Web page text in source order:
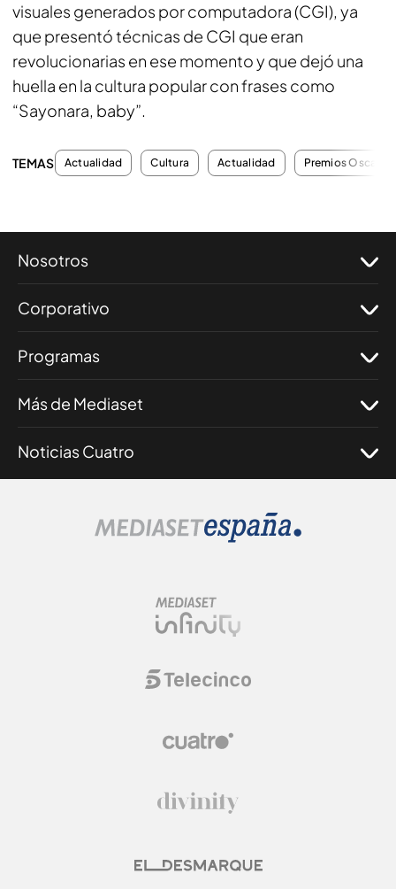
visuales generados por computadora (CGI), ya
que presentó técnicas de CGI que eran
revolucionarias en ese momento y que dejó una
huella en la cultura popular con frases como
“Sayonara, baby”.
TEMAS Actualidad Cultura Actualidad Premios Oscar
Nosotros
Corporativo
Programas
Más de Mediaset
Noticias Cuatro